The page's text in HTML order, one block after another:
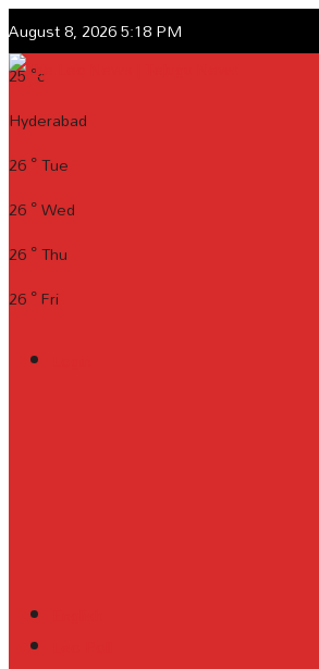
August 8, 2026 5:18 PM
25°c
Hyderabad
26°Tue
26°Wed
26°Thu
26°Fri